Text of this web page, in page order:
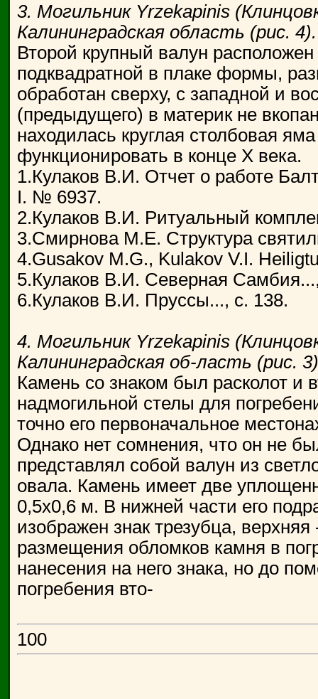
3. Могильник Yrzekapinis
Калининградская область (рис. 4).
Второй крупный валун
подквадратной в плаке формы,
обработан сверху, с западной и
(предыдущего) в материк не
находилась круглая столбовая
функционировать в конце X века.
1.Кулаков В.И. Отчет о работе
I. № 6937.
2.Кулаков В.И. Ритуальный
3.Смирнова М.Е. Структура
4.Gusakov M.G., Kulakov V.I.
5.Кулаков В.И. Северная
6.Кулаков В.И. Пруссы..., с. 138.
4. Могильник Yrzekapinis
Калининградская об-ласть (рис.
Камень со знаком был расколот и
надмогильной стелы для
точно его первоначальное
Однако нет сомнения, что он не
представлял собой валун из
овала. Камень имеет две
0,5x0,6 м. В нижней части его
изображен знак трезубца,
размещения обломков камня в
нанесения на него знака, но до
погребения вто-
100